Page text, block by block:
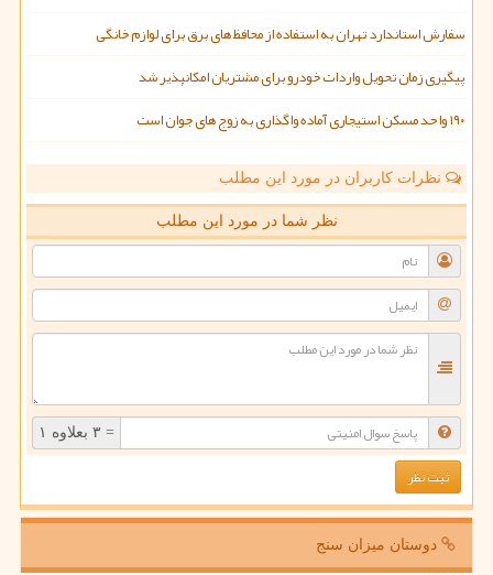
سفارش استاندارد تهران به استفاده از محافظ های برق برای لوازم خانگی
پیگیری زمان تحویل واردات خودرو برای مشتریان امکانپذیر شد
۱۹۰ واحد مسکن استیجاری آماده واگذاری به زوج های جوان است
نظرات کاربران در مورد این مطلب
نظر شما در مورد این مطلب
= ۳ بعلاوه ۱
دوستان میزان سنج